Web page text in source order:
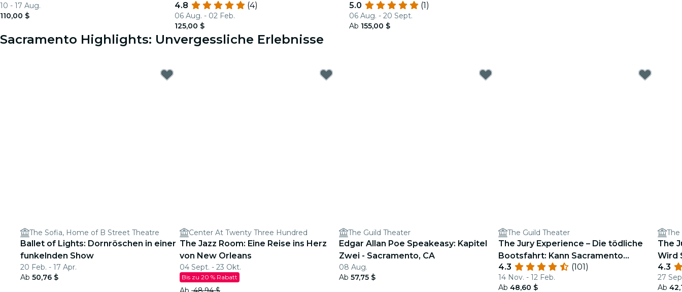
10 - 17 Aug.
110,00 $
personalisiertem Zertifikat
4.8 (4)
06 Aug. - 02 Feb.
125,00 $
2-3)
5.0 (1)
06 Aug. - 20 Sept.
Ab 155,00 $
Sacramento Highlights: Unvergessliche Erlebnisse
The Sofia, Home of B Street Theatre
Ballet of Lights: Dornröschen in einer
funkelnden Show
20 Feb. - 17 Apr.
Ab 50,76 $
Center At Twenty Three Hundred
The Jazz Room: Eine Reise ins Herz
von New Orleans
04 Sept. - 23 Okt.
Bis zu 20 % Rabatt
The Guild Theater
Edgar Allan Poe Speakeasy: Kapitel
Zwei - Sacramento, CA
08 Aug.
Ab 57,75 $
The Guild Theater
The Jury Experience – Die tödliche
Bootsfahrt: Kann Sacramento
Gerechtigkeit liefern?
4.3 (101)
14 Nov. - 12 Feb.
Ab 48,60 $
The
The
Wird
4.3
27
Ab